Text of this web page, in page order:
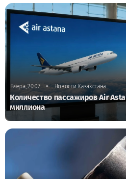
Вчера, 20:07 • Новости Казахстана
Количество пассажиров Air
миллиона